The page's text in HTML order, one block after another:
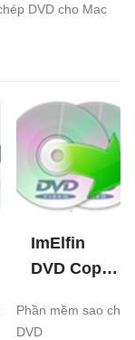
DVD cho Mac
ImElfin
DVD Copy
Phần mềm sao chép
DVD